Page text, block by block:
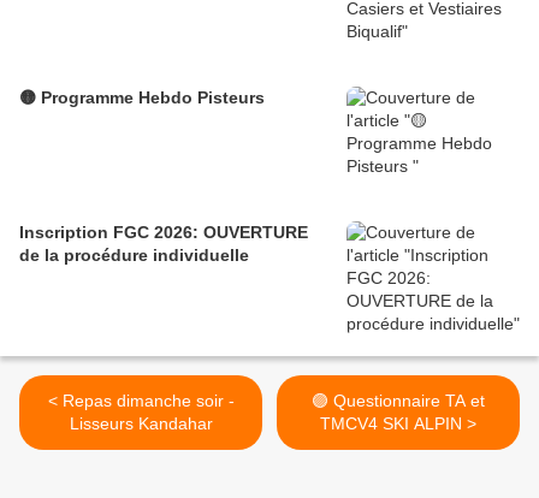
🟡 Programme Hebdo Pisteurs
Inscription FGC 2026: OUVERTURE
de la procédure individuelle
< Repas dimanche soir -
Lisseurs Kandahar
🟣 Questionnaire TA et
TMCV4 SKI ALPIN >